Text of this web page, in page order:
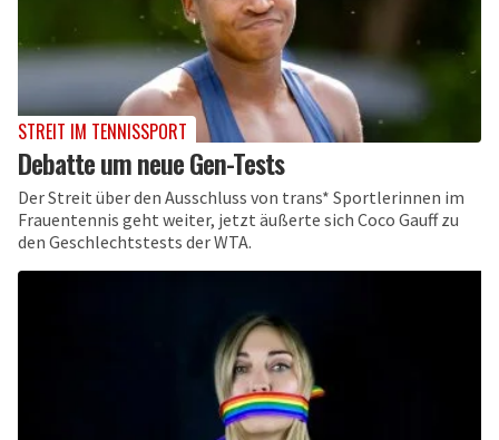
STREIT IM TENNISSPORT
Debatte um neue Gen-Tests
Der Streit über den Ausschluss von trans* Sportlerinnen im
Frauentennis geht weiter, jetzt äußerte sich Coco Gauff zu
den Geschlechtstests der WTA.